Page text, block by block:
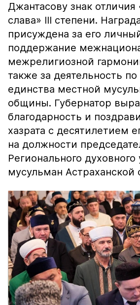
Джантасову знак отличия
слава» III степени.
присуждена за его
поддержание
межрелигиозной
также за деятельность
единства местной
общины. Губернатор
благодарность и
хазрата с десятилетием
на должности
Регионального духовного
мусульман Астраханской